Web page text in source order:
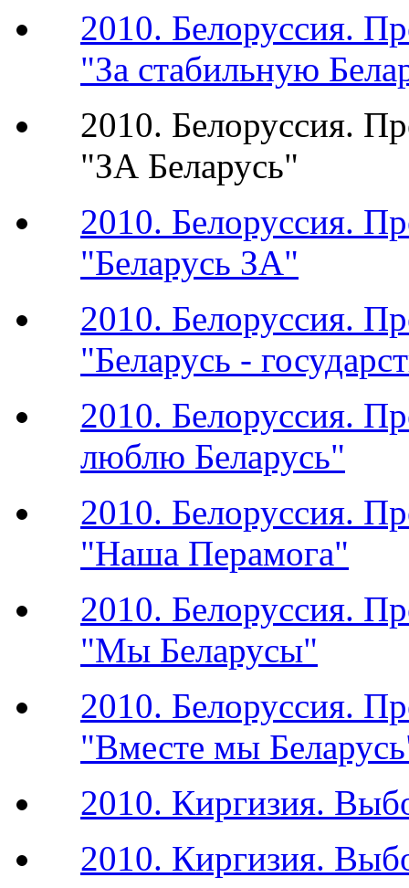
2010. Белоруссия.
"За стабильную
2010. Белоруссия.
"ЗА Беларусь"
2010. Белоруссия.
"Беларусь ЗА"
2010. Белоруссия.
"Беларусь -
2010. Белоруссия.
люблю Беларусь"
2010. Белоруссия.
"Наша Перамога"
2010. Белоруссия.
"Мы Беларусы"
2010. Белоруссия.
"Вместе мы
2010. Киргизия.
2010. Киргизия.